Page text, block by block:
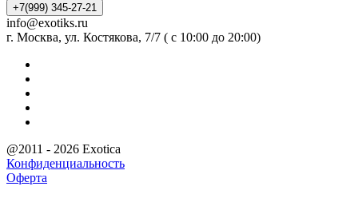
+7(999) 345-27-21
info@exotiks.ru
г. Москва, ул. Костякова, 7/7 ( с 10:00 до 20:00)
@2011 - 2026 Exotica
Конфиденциальность
Оферта